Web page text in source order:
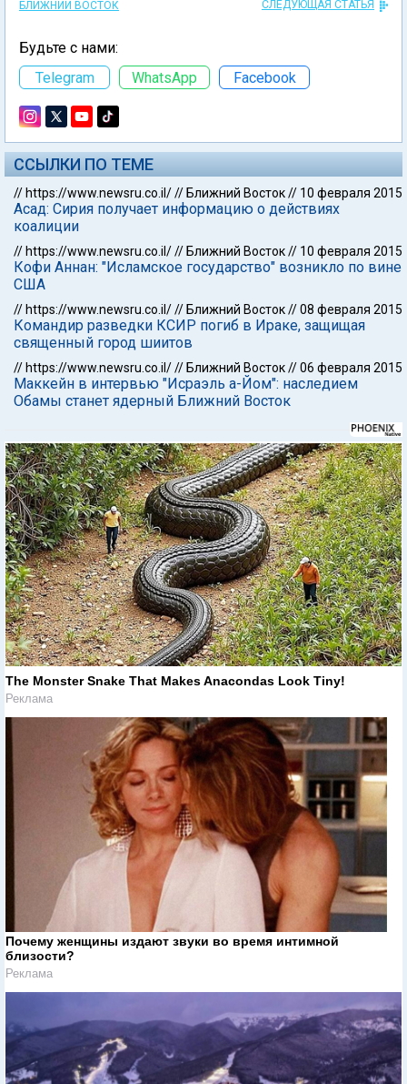
БЛИЖНИЙ ВОСТОК СЛЕДУЮЩАЯ СТАТЬЯ
Будьте с нами:
Telegram
WhatsApp Facebook
ССЫЛКИ ПО ТЕМЕ
// https://www.newsru.co.il/// Ближний Восток// 10 февраля 2015
Асад: Сирия получает информацию о действиях
коалиции
// https://www.newsru.co.il/// Ближний Восток// 10 февраля 2015
Кофи Аннан: "Исламское государство" возникло по вине
США
// https://www.newsru.co.il/// Ближний Восток//08 февраля 2015
Командир разведки КСИР погиб в Ираке, защищая
священный город шиитов
// https://www.newsru.co.il/// Ближний Восток//06 февраля 2015
Маккейн в интервью "Исраэль а-Йом": наследием
Обамы станет ядерный Ближний Восток
The Monster Snake That Makes Anacondas Look Tiny!
Реклама
Почему женщины издают звуки во время интимной
близости?
Реклама